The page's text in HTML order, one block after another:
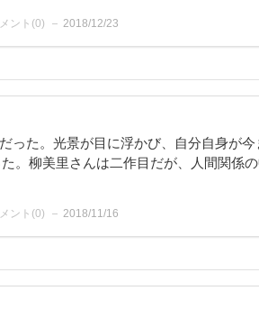
ント(0) 2018/12/23
った。光景が目に浮かび、自分自身が
。柳美里さんは二作目だが、人間関係
ント(0) 2018/11/16